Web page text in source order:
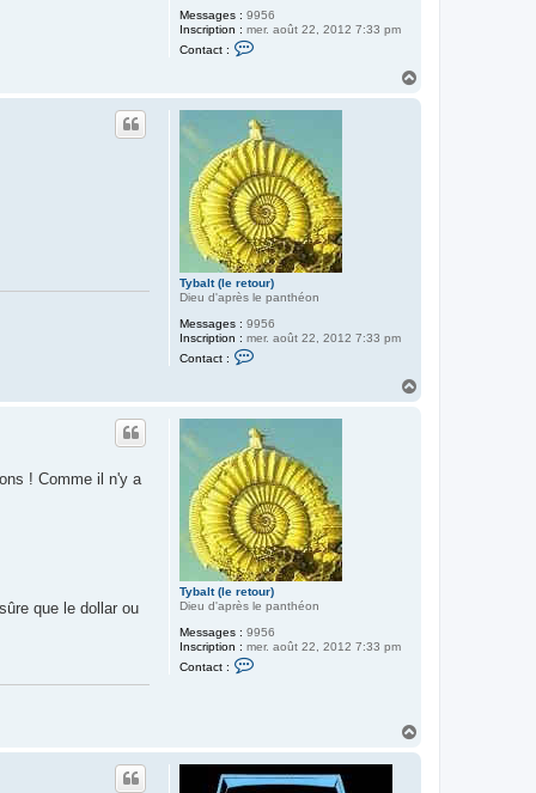
t
o
Messages : 9956
Inscription : mer. août 22, 2012 7:33 pm
Contact :
a
c
t
e
r
T
y
b
a
l
t
(
l
e
r
t
o
Tybalt (le retour)
Dieu d'après le panthéon
Messages : 9956
Inscription : mer. août 22, 2012 7:33 pm
Contact :
c
t
e
r
T
y
b
a
l
t
(
l
e
r
t
o
Tybalt (le retour)
Dieu d'après le panthéon
Messages : 9956
Inscription : mer. août 22, 2012 7:33 pm
Contact :
r
T
! Comme il n'y a
que le dollar ou